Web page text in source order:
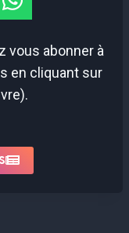
vous abonner à
en cliquant sur